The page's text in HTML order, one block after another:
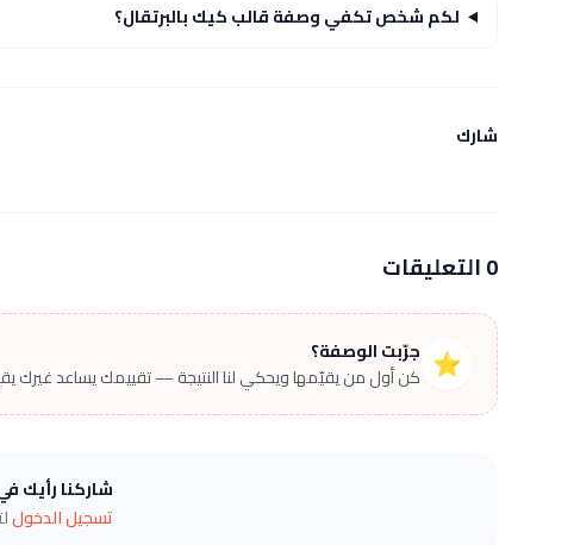
لكم شخص تكفي وصفة قالب كيك بالبرتقال؟
شارك
0 التعليقات
⭐ جرّبت الوصفة؟
كن أول من يقيّمها ويحكي لنا النتيجة — تقييمك يساعد غيرك
شاركنا رأيك
تسجيل الدخول